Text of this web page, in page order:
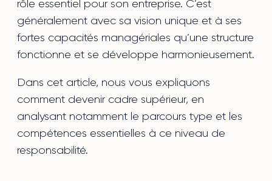
rôle essentiel pour son entreprise. C’est
généralement avec sa vision unique et à ses
fortes capacités managériales qu’une structure
fonctionne et se développe harmonieusement.
Dans cet article, nous vous expliquons
comment devenir cadre supérieur, en
analysant notamment le parcours type et les
compétences essentielles à ce niveau de
responsabilité.